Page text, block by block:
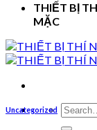
THIẾT BỊ
MẶC
Search
for:
Uncategorized